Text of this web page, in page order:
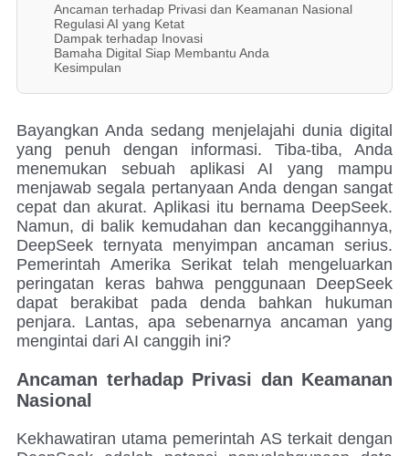
Ancaman terhadap Privasi dan Keamanan Nasional
Regulasi AI yang Ketat
Dampak terhadap Inovasi
Bamaha Digital Siap Membantu Anda
Kesimpulan
Bayangkan Anda sedang menjelajahi dunia digital
yang penuh dengan informasi. Tiba-tiba, Anda
menemukan sebuah aplikasi AI yang mampu
menjawab segala pertanyaan Anda dengan sangat
cepat dan akurat. Aplikasi itu bernama DeepSeek.
Namun, di balik kemudahan dan kecanggihannya,
DeepSeek ternyata menyimpan ancaman serius.
Pemerintah Amerika Serikat telah mengeluarkan
peringatan keras bahwa penggunaan DeepSeek
dapat berakibat pada denda bahkan hukuman
penjara. Lantas, apa sebenarnya ancaman yang
mengintai dari AI canggih ini?
Ancaman terhadap Privasi dan Keamanan
Nasional
Kekhawatiran utama pemerintah AS terkait dengan